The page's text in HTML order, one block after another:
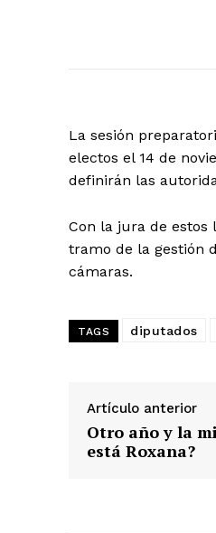
La sesión
electos el 14 de
definirán las
Con la jura de estos
tramo de la gestión
cámaras.
TAGS diputados
Artículo anterior
Otro año y la
está Roxana?